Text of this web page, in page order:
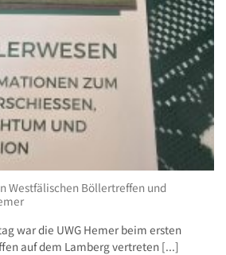
Westfälischen Böllertreffen und
war die UWG Hemer beim ersten
auf dem Lamberg vertreten [...]